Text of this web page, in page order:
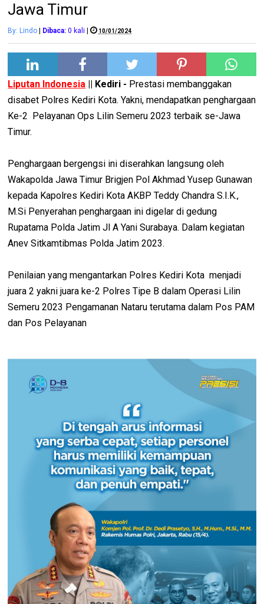
Jawa Timur
By: Lindo Dibaca: 0 kali | 10/01/2024
Liputan Indonesia || Kediri - Prestasi membanggakan
disabet Polres Kediri Kota. Yakni, mendapatkan penghargaan
Ke-2 Pelayanan Ops Lilin Semeru 2023 terbaik se-Jawa
Timur.
Penghargaan bergengsi ini diserahkan langsung oleh
Wakapolda Jawa Timur Brigjen Pol Akhmad Yusep Gunawan
kepada Kapolres Kediri Kota AKBP Teddy Chandra S.I.K.,
M.Si Penyerahan penghargaan ini digelar di gedung
Rupatama Polda Jatim Jl A Yani Surabaya. Dalam kegiatan
Anev Sitkamtibmas Polda Jatim 2023.
Penilaian yang mengantarkan Polres Kediri Kota menjadi
juara 2 yakni juara ke-2 Polres Tipe B dalam Operasi Lilin
Semeru 2023 Pengamanan Nataru terutama dalam Pos PAM
dan Pos Pelayanan